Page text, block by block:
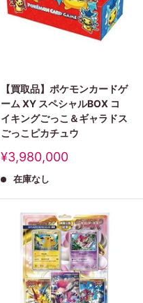
【買取品】ポケモンカードゲ
ーム XY スペシャルBOX コ
イキングごっこ＆ギャラドス
ごっこピカチュウ
販
価
¥3,980,000
在庫なし